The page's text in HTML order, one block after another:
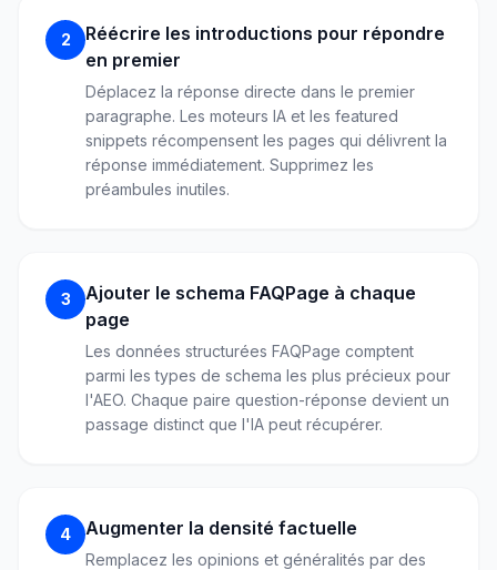
2
Réécrire les introductions pour répondre
en premier
Déplacez la réponse directe dans le premier
paragraphe. Les moteurs IA et les featured
snippets récompensent les pages qui délivrent la
réponse immédiatement. Supprimez les
préambules inutiles.
3
Ajouter le schema FAQPage à chaque
page
Les données structurées FAQPage comptent
parmi les types de schema les plus précieux pour
l'AEO. Chaque paire question-réponse devient un
passage distinct que l'IA peut récupérer.
4 Augmenter la densité factuelle
Remplacez les opinions et généralités par des